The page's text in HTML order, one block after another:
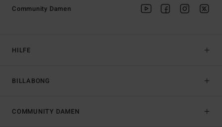
HILFE
BILLABONG
Community Damen
COMMUNITY DAMEN